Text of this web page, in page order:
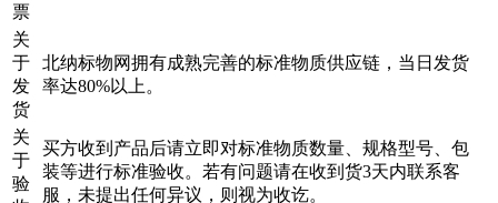
票
关
于
发
货
北纳标物网拥有成熟完善的标准物质供应链，当日发货
率达80%以上。
关
于
验
买方收到产品后请立即对标准物质数量、规格型号、包
装等进行标准验收。若有问题请在收到货3天内联系客
服，未提出任何异议，则视为收讫。